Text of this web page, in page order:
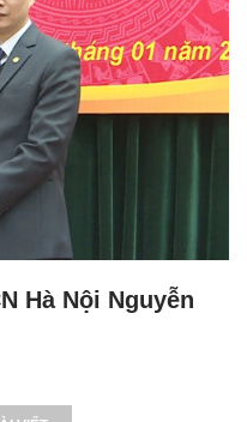
Hà Nội Nguyễn